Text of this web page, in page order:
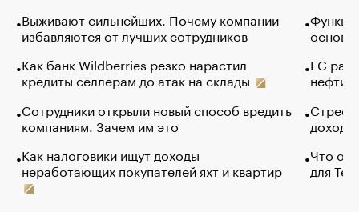
Выживают сильнейших. Почему компании
избавляются от лучших сотрудников
Как банк Wildberries резко нарастил
кредиты селлерам до атак на склады
Сотрудники открыли новый способ вредить
компаниям. Зачем им это
Как налоговики ищут доходы
неработающих покупателей яхт и квартир
основ
ЕС
нефти
Что
для